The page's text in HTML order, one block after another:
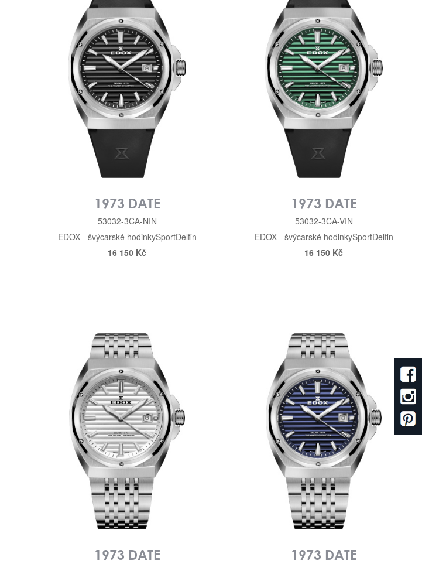
1973 DATE
53032-3CA-NIN
EDOX - švýcarské hodinkySportDelfin
16 150 Kč
1973 DATE
53032-3CA-VIN
EDOX - švýcarské hodinkySportDelfin
16 150 Kč
1973 DATE 1973 DATE